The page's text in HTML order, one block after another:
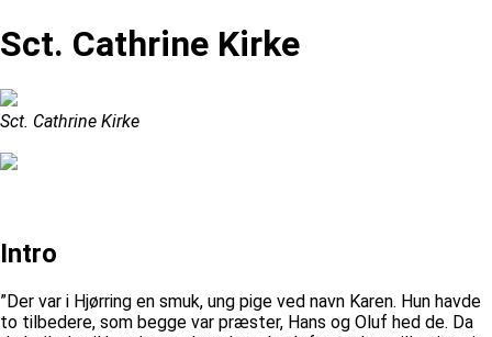
Sct. Cathrine Kirke
Sct. Cathrine Kirke
Intro
”Der var i Hjørring en smuk, ung pige ved navn Karen. Hun havde
to tilbedere, som begge var præster, Hans og Oluf hed de. Da